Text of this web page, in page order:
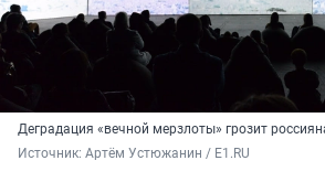
Деградация «вечной мерзлоты» грозит
Источник: Артём Устюжанин / E1.RU